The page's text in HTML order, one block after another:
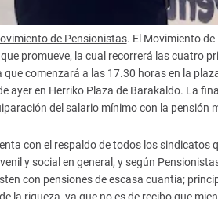
de Pensionistas. El Movimiento
promueve, la cual recorrerá las cuatro
que comenzará a las 17.30 horas en la
ayer en Herriko Plaza de Barakaldo. La
del salario mínimo con la pensión
con el respaldo de todos los sindicatos
y social en general, y según
con pensiones de escasa cuantía;